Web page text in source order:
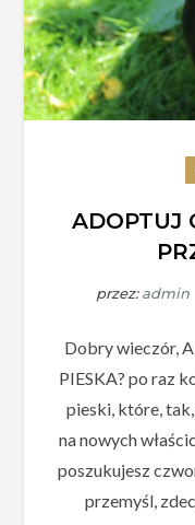
ADOPTUJ
przez:admin
Dobry wieczór,
PIESKA? po raz
pieski, które,
na nowych
poszukujesz
przemyśl,